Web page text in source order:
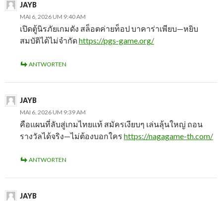
JAYB
MAI 6, 2026 UM 9:40 AM
เปิดตู้นิรภัยเกมดัง สล็อตค่ายท็อป บาคาร่าเพียบ—หยิบ
สมบัติได้ไม่จำกัดhttps://pgs-game.org/
ANTWORTEN
JAYB
MAI 6, 2026 UM 9:39 AM
คือแผนที่ลับสู่เกมไทยแท้ สมัครเงียบๆ เล่นลุ้นใหญ่ ถอน
รางวัลได้จริง—ไม่ต้องบอกใคร https://nagagame-th.com/
ANTWORTEN
JAYB